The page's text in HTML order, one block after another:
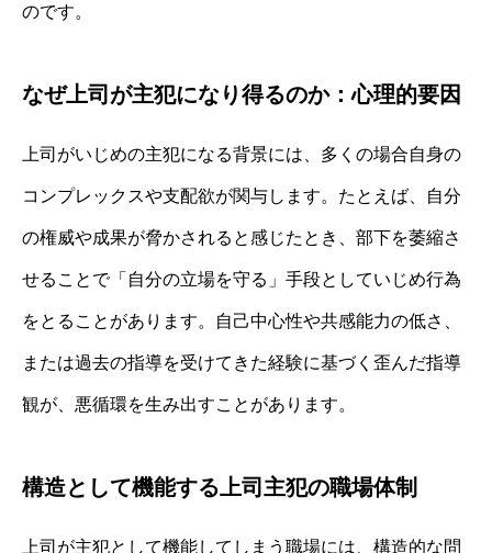
のです。
なぜ上司が主犯になり得るのか：心理的要因
上司がいじめの主犯になる背景には、多くの場合自身の
コンプレックスや支配欲が関与します。たとえば、自分
の権威や成果が脅かされると感じたとき、部下を萎縮さ
せることで「自分の立場を守る」手段としていじめ行為
をとることがあります。自己中心性や共感能力の低さ、
または過去の指導を受けてきた経験に基づく歪んだ指導
観が、悪循環を生み出すことがあります。
構造として機能する上司主犯の職場体制
上司が主犯として機能してしまう職場には、構造的な問